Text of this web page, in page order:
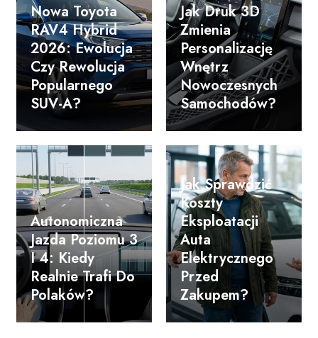
Nowa Toyota
RAV4 Hybrid
2026: Ewolucja
Czy Rewolucja
Popularnego
SUV-A?
Jak Druk 3D
Zmienia
Personalizację
Wnętrz
Nowoczesnych
Samochodów?
Autonomiczna
Jazda Poziomu 3
I 4: Kiedy
Realnie Trafi Do
Polaków?
Jak Sprawdzić
Koszty
Eksploatacji
Auta
Elektrycznego
Przed
Zakupem?